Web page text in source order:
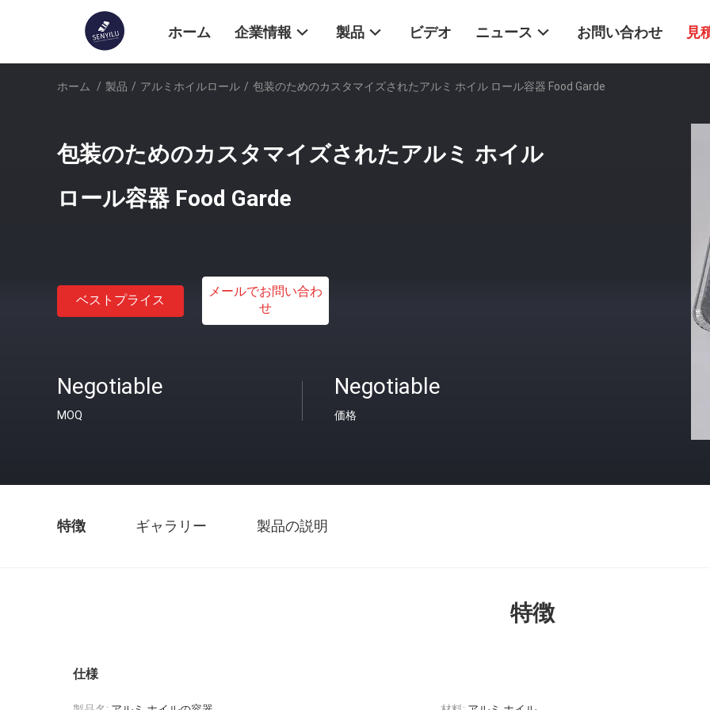
ホーム 企業情報 製品 ビデオ ニュース お問い合わせ 見
ホーム / 製品 / アルミホイルロール / 包装のためのカスタマイズされたアルミ ホイル ロール容器 Food Garde
包装のためのカスタマイズされたアルミ ホイル
ロール容器 Food Garde
ベストプライス
メールでお問い合わ
せ
Negotiable
MOQ
Negotiable
価格
特徴 ギャラリー 製品の説明
特徴
仕様